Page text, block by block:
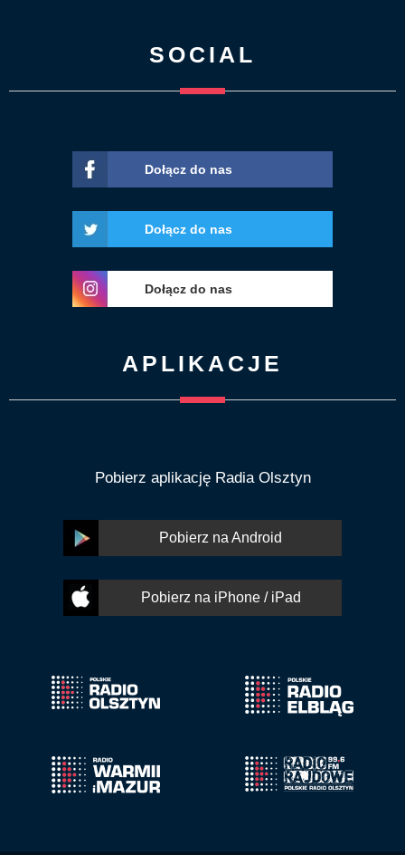
SOCIAL
Dołącz do nas
Dołącz do nas
Dołącz do nas
APLIKACJE
Pobierz aplikację Radia Olsztyn
Pobierz na Android
Pobierz na iPhone / iPad